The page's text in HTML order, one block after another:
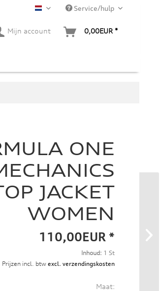
NL Service/hulp
Mijn account 0,00EUR *
ONE
JACKET
WOMEN
110,00EUR *
Inhoud: 1 St
Prijzen incl. btw excl. verzendingskosten
Maat: